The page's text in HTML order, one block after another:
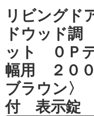
リビング
ドウッド
ット ０Ｐ
幅用 ２０
ブラウン
付 表示錠